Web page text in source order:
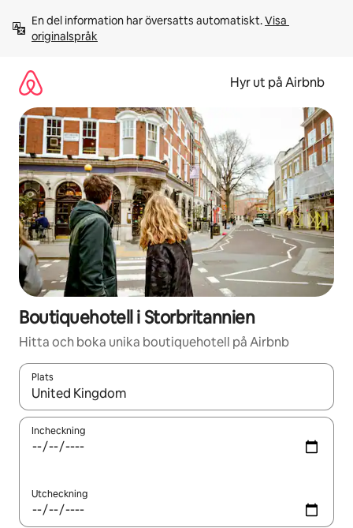
innehåll
En del information har översatts automatiskt. Visa
originalspråk
Hyr ut på Airbnb
Boutiquehotell i Storbritannien
Hitta och boka unika boutiquehotell på Airbnb
Plats
När resultaten är tillgängliga kan du navigera med upp- och
Incheckning
Utcheckning